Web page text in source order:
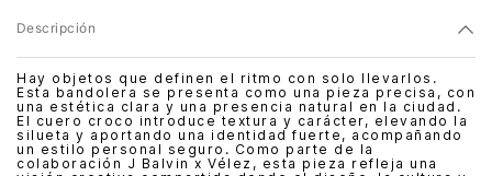
Descripción
Hay objetos que definen el ritmo con solo llevarlos.
Esta bandolera se presenta como una pieza precisa, con
una estética clara y una presencia natural en la ciudad.
El cuero croco introduce textura y carácter, elevando la
silueta y aportando una identidad fuerte, acompañando
un estilo personal seguro. Como parte de la
colaboración J Balvin x Vélez, esta pieza refleja una